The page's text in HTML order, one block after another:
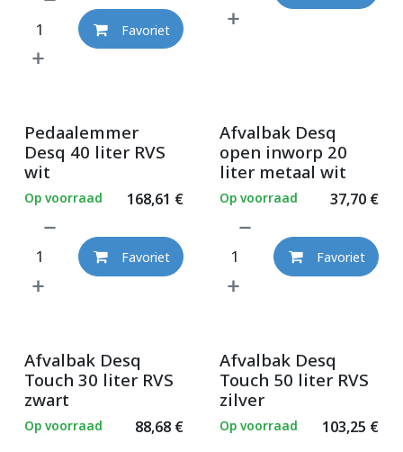
Favoriet
Pedaalemmer
Desq 40 liter RVS
wit
168,61 €
Op voorraad
Favoriet
Afvalbak Desq
open inworp 20
liter metaal wit
37,70€
Op voorraad
Favoriet
Afvalbak Desq
Touch 30 liter RVS
zwart
88,68€
Op voorraad
Afvalbak Desq
Touch 50 liter RVS
zilver
103,25 €
Op voorraad